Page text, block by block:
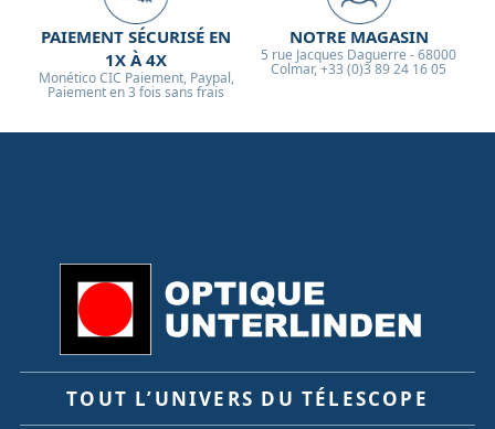
pour la monture concernée.
PAIEMENT SÉCURISÉ EN
1X À 4X
Monético CIC Paiement, Paypal,
Paiement en 3 fois sans frais
NOTRE MAGASIN
5 rue Jacques Daguerre - 68000
Colmar, +33 (0)3 89 24 16 05
TOUT L’UNIVERS DU TÉLESCOPE